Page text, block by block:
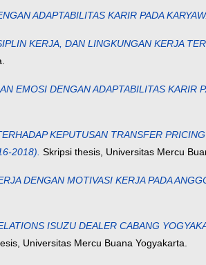
ADAPTABILITAS KARIR PADA
KERJA, DAN LINGKUNGAN KERJA
EMOSI DENGAN ADAPTABILITAS KARIR
KEPUTUSAN TRANSFER
2018). Skripsi thesis, Universitas Mercu
DENGAN MOTIVASI KERJA PADA
ISUZU DEALER CABANG
Universitas Mercu Buana Yogyakarta.